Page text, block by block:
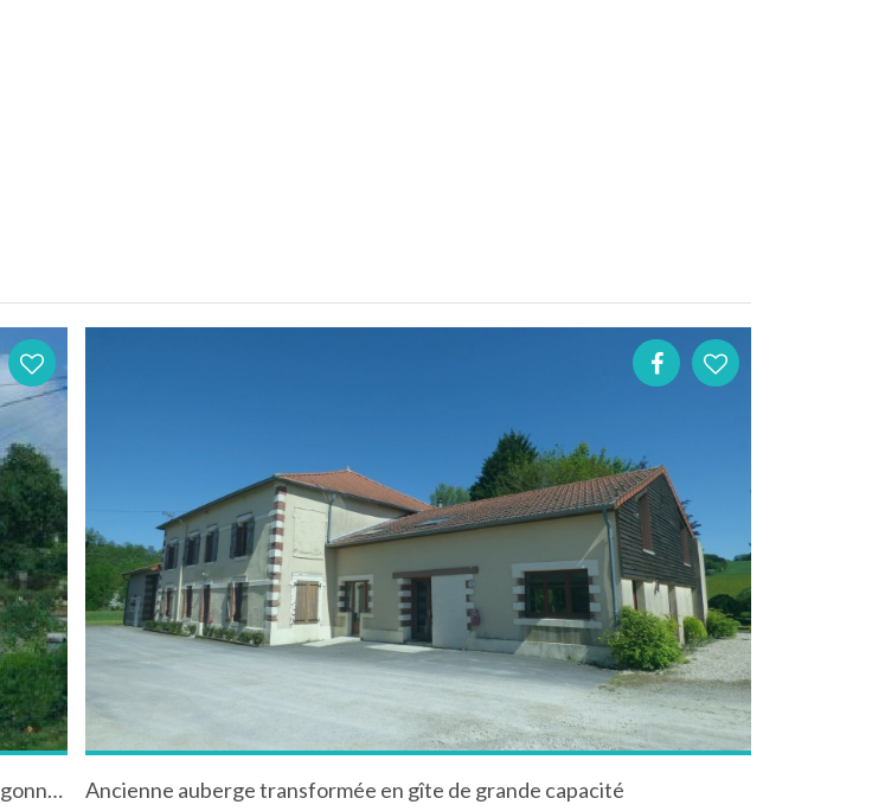
Gîte dans village Ardennais à 500m d 'un etang à Beaumont-en-Argonne - Ardennes - Champagne-Ardenne Ancienne auberge transformée en gîte de grande capacité